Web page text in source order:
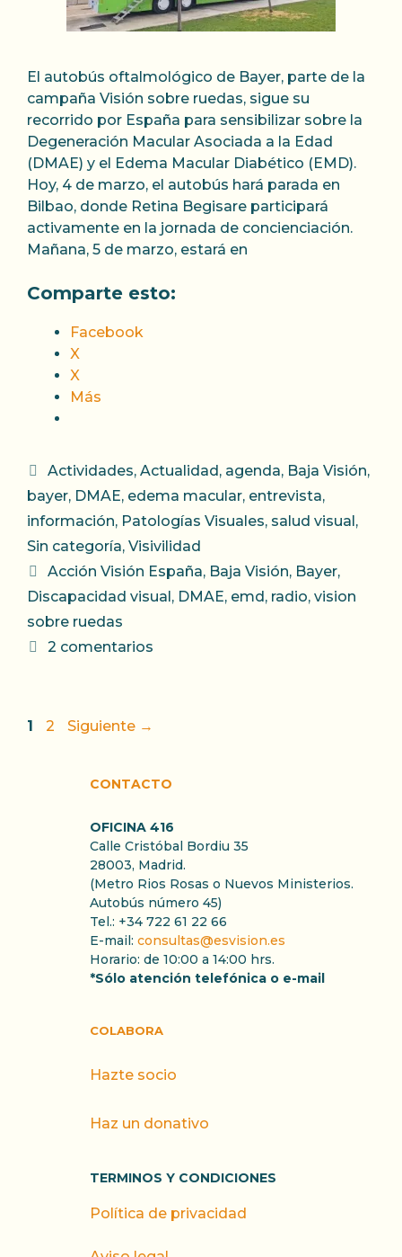
El autobús oftalmológico de Bayer, parte de la
campaña Visión sobre ruedas, sigue su
recorrido por España para sensibilizar sobre la
Degeneración Macular Asociada a la Edad
(DMAE) y el Edema Macular Diabético (EMD).
Hoy, 4 de marzo, el autobús hará parada en
Bilbao, donde Retina Begisare participará
activamente en la jornada de concienciación.
Mañana, 5 de marzo, estará en
Comparte esto:
Facebook
X
X
Más
Categorías
Actividades, Actualidad , agenda, Baja Visión,
bayer, DMAE, edema macular, entrevista,
información, Patologías Visuales, salud visual ,
Sin categoría, Visivilidad
Etiquetas
Acción Visión España, Baja Visión, Bayer,
Discapacidad visual , DMAE, emd , radio, vision
sobre ruedas
2 comentarios
Página
1 Página
2 Siguiente →
CONTACTO
OFICINA 416
Calle Cristóbal Bordiu 35
28003, Madrid.
(Metro Rios Rosas o Nuevos Ministerios.
Autobús número 45)
Tel.: +34 722 61 22 66
E-mail: consultas@esvision.es
Horario: de 10:00 a 14:00 hrs.
*Sólo atención telefónica o e-mail
COLABORA
Hazte socio
Haz un donativo
TERMINOS Y CONDICIONES
Política de privacidad